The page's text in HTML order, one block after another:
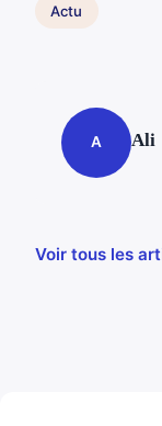
Actu
A Ali
Voir tous les